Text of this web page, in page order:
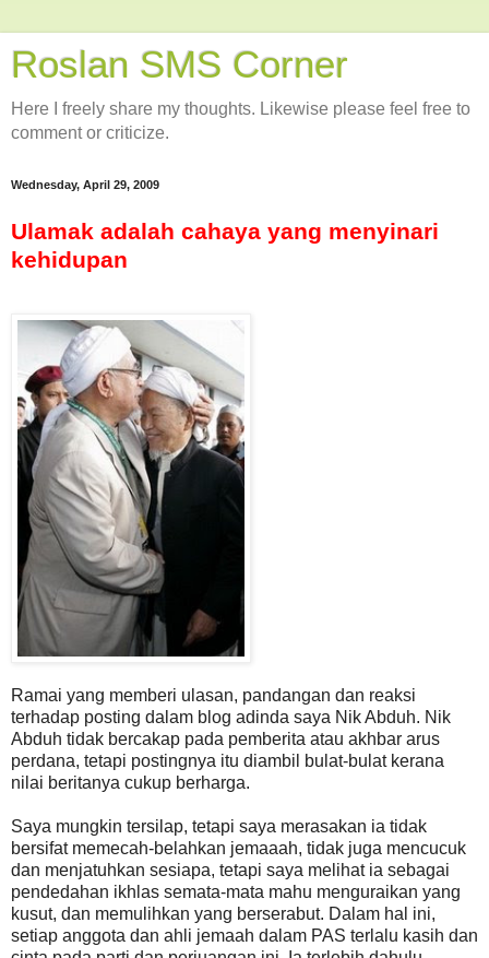
Roslan SMS Corner
Here I freely share my thoughts. Likewise please feel free to
comment or criticize.
Wednesday, April 29, 2009
Ulamak adalah cahaya yang menyinari
kehidupan
Ramai yang memberi ulasan, pandangan dan reaksi
terhadap posting dalam blog adinda saya Nik Abduh. Nik
Abduh tidak bercakap pada pemberita atau akhbar arus
perdana, tetapi postingnya itu diambil bulat-bulat kerana
nilai beritanya cukup berharga.
Saya mungkin tersilap, tetapi saya merasakan ia tidak
bersifat memecah-belahkan jemaaah, tidak juga mencucuk
dan menjatuhkan sesiapa, tetapi saya melihat ia sebagai
pendedahan ikhlas semata-mata mahu menguraikan yang
kusut, dan memulihkan yang berserabut. Dalam hal ini,
setiap anggota dan ahli jemaah dalam PAS terlalu kasih dan